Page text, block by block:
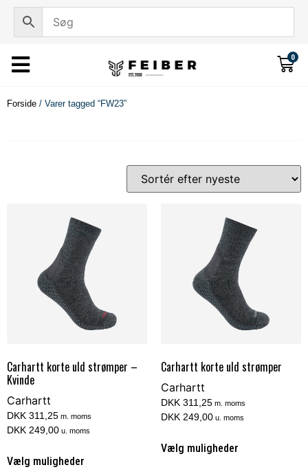
0
Forside / Varer tagged “FW23”
Carhartt korte uld strømper –
Kvinde
Carhartt
DKK 311,25 m. moms
DKK 249,00 u. moms
Vælg muligheder
Carhartt korte uld strømper
Carhartt
DKK 311,25 m. moms
DKK 249,00 u. moms
Vælg muligheder